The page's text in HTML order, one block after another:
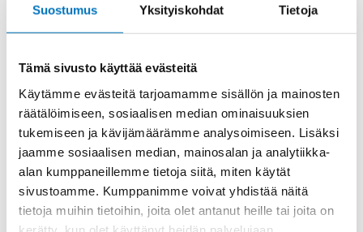
Suostumus Yksityiskohdat Tietoja
Tämä sivusto käyttää evästeitä
Käytämme evästeitä tarjoamamme sisällön ja mainosten
räätälöimiseen, sosiaalisen median ominaisuuksien
tukemiseen ja kävijämäärämme analysoimiseen. Lisäksi
jaamme sosiaalisen median, mainosalan ja analytiikka-
alan kumppaneillemme tietoja siitä, miten käytät
sivustoamme. Kumppanimme voivat yhdistää näitä
tietoja muihin tietoihin, joita olet antanut heille tai joita on
Saman kaapelin eri versiot
Ketjukaapeli KAWEFLEX 6530 SK-
TP-C-PUR UL/CSA 2X2X1 (AWG18)